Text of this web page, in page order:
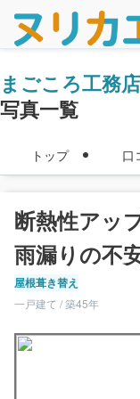
まごころ工務
写真一覧
トップ 口
断熱性アッ
雨漏りの不
屋根葺き替え
一戸建て / 築45年